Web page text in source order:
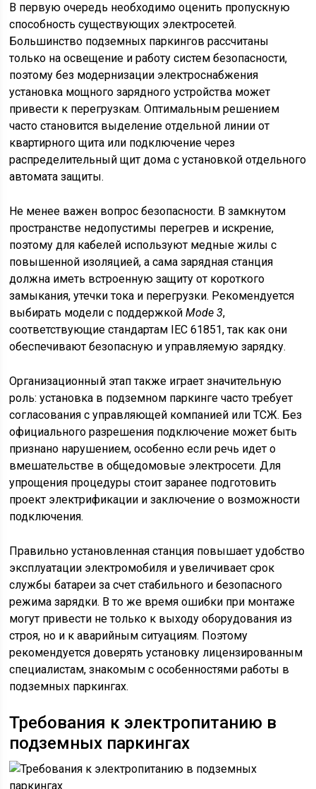
В первую очередь необходимо оценить пропускную
способность существующих электросетей.
Большинство подземных паркингов рассчитаны
только на освещение и работу систем безопасности,
поэтому без модернизации электроснабжения
установка мощного зарядного устройства может
привести к перегрузкам. Оптимальным решением
часто становится выделение отдельной линии от
квартирного щита или подключение через
распределительный щит дома с установкой отдельного
автомата защиты.
Не менее важен вопрос безопасности. В замкнутом
пространстве недопустимы перегрев и искрение,
поэтому для кабелей используют медные жилы с
повышенной изоляцией, а сама зарядная станция
должна иметь встроенную защиту от короткого
замыкания, утечки тока и перегрузки. Рекомендуется
выбирать модели с поддержкойMode 3,
соответствующие стандартам IEC 61851, так как они
обеспечивают безопасную и управляемую зарядку.
Организационный этап также играет значительную
роль: установка в подземном паркинге часто требует
согласования с управляющей компанией или ТСЖ. Без
официального разрешения подключение может быть
признано нарушением, особенно если речь идет о
вмешательстве в общедомовые электросети. Для
упрощения процедуры стоит заранее подготовить
проект электрификации и заключение о возможности
подключения.
Правильно установленная станция повышает удобство
эксплуатации электромобиля и увеличивает срок
службы батареи за счет стабильного и безопасного
режима зарядки. В то же время ошибки при монтаже
могут привести не только к выходу оборудования из
строя, но и к аварийным ситуациям. Поэтому
рекомендуется доверять установку лицензированным
специалистам, знакомым с особенностями работы в
подземных паркингах.
Требования к электропитанию в
подземных паркингах